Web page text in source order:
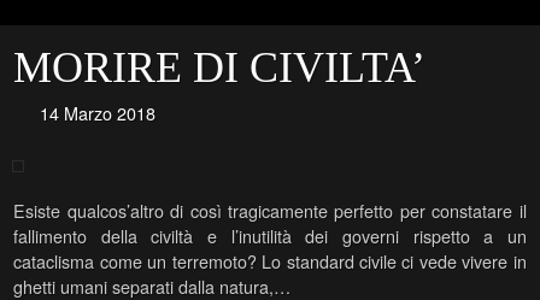
MORIRE DI CIVILTA’
14 Marzo 2018
Esiste qualcos’altro di così tragicamente perfetto per constatare il
fallimento della civiltà e l’inutilità dei governi rispetto a un
cataclisma come un terremoto? Lo standard civile ci vede vivere in
ghetti umani separati dalla natura,…